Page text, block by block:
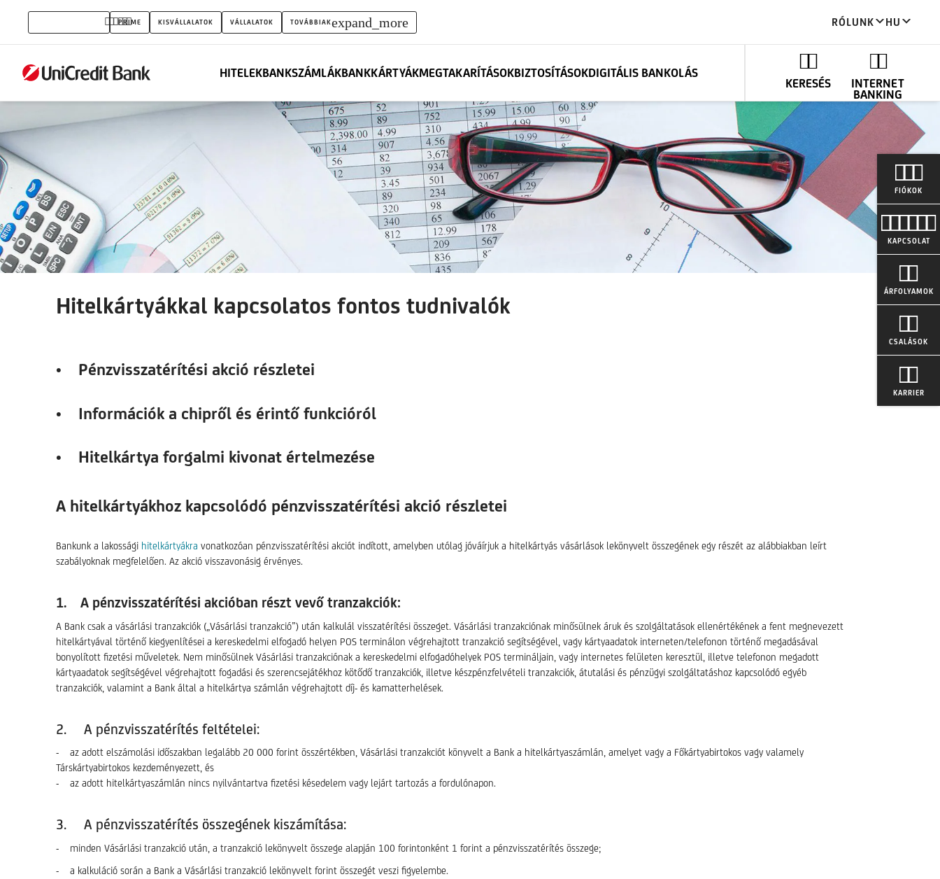
Hitelkártya
kivonat
PRIME KISVÁLLALATOK VÁLLALATOK TOVÁBBIAKexpand_more RÓLUNK HU
HITELEKBANKSZÁMLÁKBANKKÁRTYÁKMEGTAKARÍTÁSOKBIZTOSÍTÁSOKDIGITÁLIS BANKOLÁS
KERESÉS
INTERNET
BANKING
FIÓKOK
KAPCSOLAT
ÁRFOLYAMOK
CSALÁSOK
KARRIER
Hitelkártyákkal kapcsolatos fontos tudnivalók
• Pénzvisszatérítési akció részletei
• Információk a chipről és érintő funkcióról
• Hitelkártya forgalmi kivonat értelmezése
A hitelkártyákhoz kapcsolódó pénzvisszatérítési akció részletei
Bankunk a lakossági hitelkártyákra vonatkozóan pénzvisszatérítési akciót indított, amelyben utólag jóváírjuk a hitelkártyás vásárlások lekönyvelt összegének egy részét az alábbiakban leírt
szabályoknak megfelelően. Az akció visszavonásig érvényes.
1. A pénzvisszatérítési akcióban részt vevő tranzakciók:
A Bank csak a vásárlási tranzakciók („Vásárlási tranzakció”) után kalkulál visszatérítési összeget. Vásárlási tranzakciónak minősülnek áruk és szolgáltatások ellenértékének a fent megnevezett
hitelkártyával történő kiegyenlítései a kereskedelmi elfogadó helyen POS terminálon végrehajtott tranzakció segítségével, vagy kártyaadatok interneten/telefonon történő megadásával
bonyolított fizetési műveletek. Nem minősülnek Vásárlási tranzakciónak a kereskedelmi elfogadóhelyek POS termináljain, vagy internetes felületen keresztül, illetve telefonon megadott
kártyaadatok segítségével végrehajtott fogadási és szerencsejátékhoz kötődő tranzakciók, illetve készpénzfelvételi tranzakciók, átutalási és pénzügyi szolgáltatáshoz kapcsolódó egyéb
tranzakciók, valamint a Bank által a hitelkártya számlán végrehajtott díj- és kamatterhelések.
2. A pénzvisszatérítés feltételei:
- az adott elszámolási időszakban legalább 20 000 forint összértékben, Vásárlási tranzakciót könyvelt a Bank a hitelkártyaszámlán, amelyet vagy a Főkártyabirtokos vagy valamely
Társkártyabirtokos kezdeményezett, és
- az adott hitelkártyaszámlán nincs nyilvántartva fizetési késedelem vagy lejárt tartozás a fordulónapon.
3. A pénzvisszatérítés összegének kiszámítása:
- minden Vásárlási tranzakció után, a tranzakció lekönyvelt összege alapján 100 forintonként 1 forint a pénzvisszatérítés összege;
- a kalkuláció során a Bank a Vásárlási tranzakció lekönyvelt forint összegét veszi figyelembe.